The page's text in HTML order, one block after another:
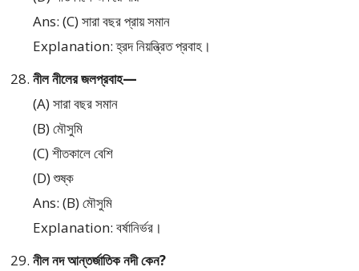
Ans: (C) সারা বছর প্রায় সমান
Explanation: হ্রদ নিয়ন্ত্রিত প্রবাহ।
নীল নীলের জলপ্রবাহ—
(A) সারা বছর সমান
(B) মৌসুমি
(C) শীতকালে বেশি
(D) শুষ্ক
Ans: (B) মৌসুমি
Explanation: বর্ষানির্ভর।
নীল নদ আন্তর্জাতিক নদী কেন?